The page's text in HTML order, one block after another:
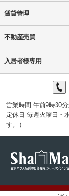
賃貸管理
不動産売買
入居者様専用
営業時間 午前9時30
定休日 毎週火曜日・
す。）